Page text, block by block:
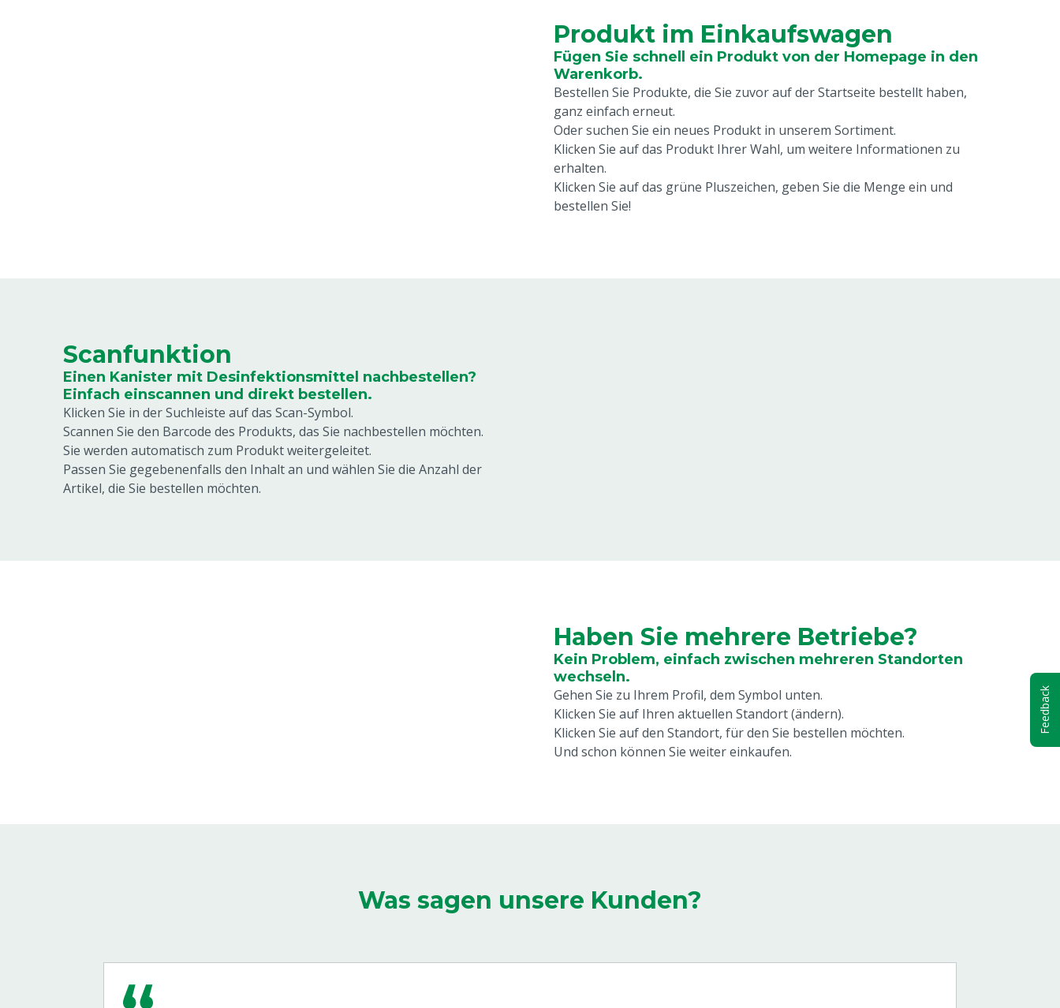
Produkt im Einkaufswagen
Fügen Sie schnell ein Produkt von der Homepage in den
Warenkorb.
Bestellen Sie Produkte, die Sie zuvor auf der Startseite bestellt haben,
ganz einfach erneut.
Oder suchen Sie ein neues Produkt in unserem Sortiment.
Klicken Sie auf das Produkt Ihrer Wahl, um weitere Informationen zu
erhalten.
Klicken Sie auf das grüne Pluszeichen, geben Sie die Menge ein und
bestellen Sie!
Scanfunktion
Einen Kanister mit Desinfektionsmittel nachbestellen?
Einfach einscannen und direkt bestellen.
Klicken Sie in der Suchleiste auf das Scan-Symbol.
Scannen Sie den Barcode des Produkts, das Sie nachbestellen möchten.
Sie werden automatisch zum Produkt weitergeleitet.
Passen Sie gegebenenfalls den Inhalt an und wählen Sie die Anzahl der
Artikel, die Sie bestellen möchten.
Haben Sie mehrere Betriebe?
Kein Problem, einfach zwischen mehreren Standorten
wechseln.
Gehen Sie zu Ihrem Profil, dem Symbol unten.
Klicken Sie auf Ihren aktuellen Standort (ändern).
Klicken Sie auf den Standort, für den Sie bestellen möchten.
Und schon können Sie weiter einkaufen.
Was sagen unsere Kunden?
Feedback